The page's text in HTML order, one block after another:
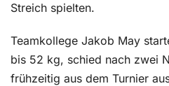
Streich spielten.
Teamkollege Jakob May
bis 52 kg, schied nach zwei
frühzeitig aus dem Turnier